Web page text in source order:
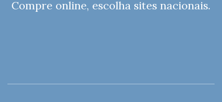
Compre online, escolha sites nacionais.